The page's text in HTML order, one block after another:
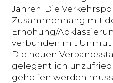
Jahren. Die
Zusammenhang mit
Erhöhung/
verbunden mit Unmut
Die neuen
gelegentlich
geholfen werden